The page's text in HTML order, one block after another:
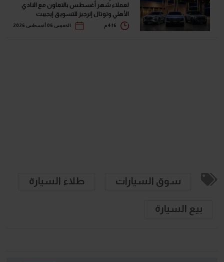
لعملاء شهر أغسطس بالتعاون مع النادي
الأهلي وتوتال إنرجيز للتسويق إيجيبت
الخميس 06 أغسطس 2026
سوق السيارات طلاء السيارة
بيع السيارة